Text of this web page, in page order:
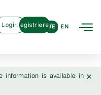
DE EN
LoginRegistrieren
is available in ×